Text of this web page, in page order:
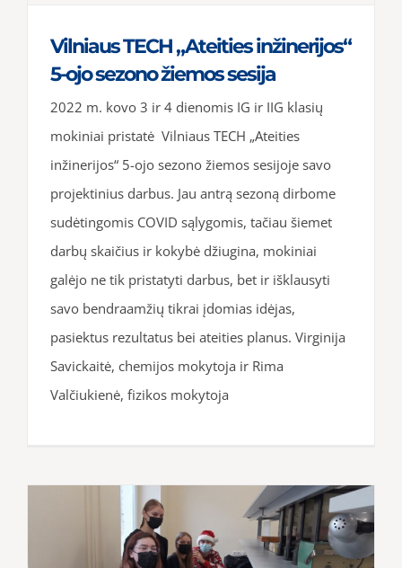
Vilniaus TECH „Ateities inžinerijos“
5-ojo sezono žiemos sesija
2022 m. kovo 3 ir 4 dienomis IG ir IIG klasių
mokiniai pristatė Vilniaus TECH „Ateities
inžinerijos“ 5-ojo sezono žiemos sesijoje savo
projektinius darbus. Jau antrą sezoną dirbome
sudėtingomis COVID sąlygomis, tačiau šiemet
darbų skaičius ir kokybė džiugina, mokiniai
galėjo ne tik pristatyti darbus, bet ir išklausyti
savo bendraamžių tikrai įdomias idėjas,
pasiektus rezultatus bei ateities planus. Virginija
Savickaitė, chemijos mokytoja ir Rima
Valčiukienė, fizikos mokytoja